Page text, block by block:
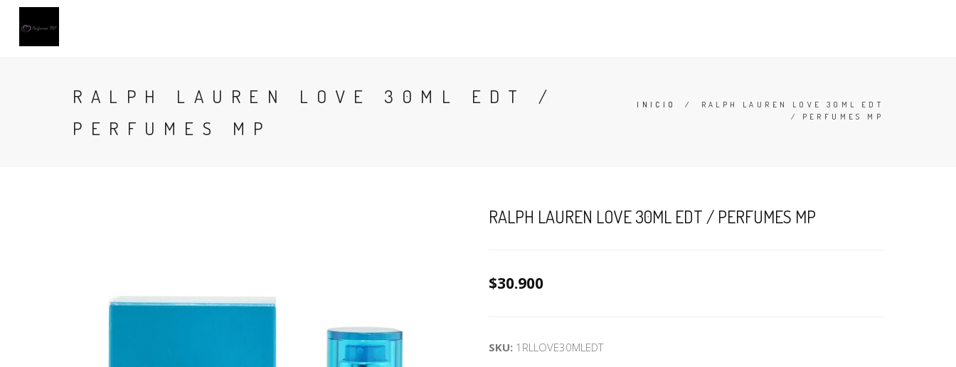
RALPH LAUREN LOVE 30ML EDT /
PERFUMES MP
INICIO /
RALPH LAUREN LOVE 30ML EDT
/ PERFUMES MP
RALPH LAUREN LOVE 30ML EDT / PERFUMES MP
$30.900
SKU: 1RLLOVE30MLEDT